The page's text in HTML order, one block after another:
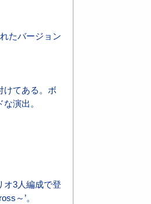
たバージョン
けてある。ボ
演出。
オ3人編成で登
～’。